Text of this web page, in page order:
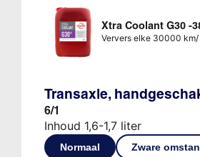
Xtra Coolant G30 -
Ververs elke 30000 km/
Transaxle,
6/1
Inhoud 1,6-1,7 liter
Normaal Zware